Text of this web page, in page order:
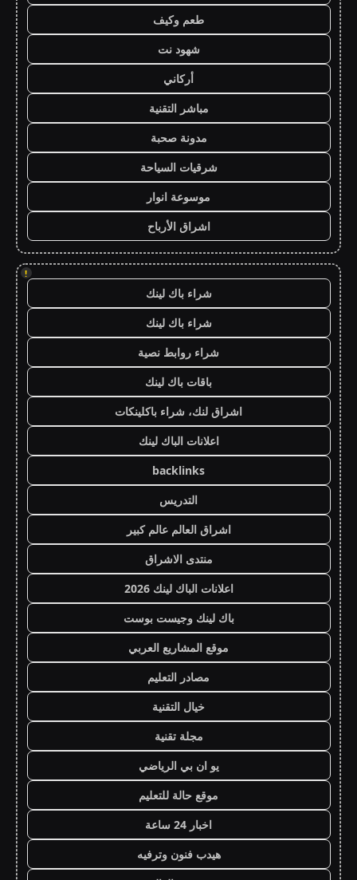
طعم وكيف
شهود نت
أركاني
مباشر التقنية
مدونة صحبة
شرقيات السياحة
موسوعة انوار
اشراق الأرباح
!
شراء باك لينك
شراء باك لينك
شراء روابط نصية
باقات باك لينك
اشراق لنك، شراء باكلينكات
اعلانات الباك لينك
backlinks
التدريس
اشراق العالم عالم كبير
منتدى الاشراق
اعلانات الباك لينك 2026
باك لينك وجيست بوست
موقع المشاريع العربي
مصادر التعليم
خيال التقنية
مجلة تقنية
يو ان بي الرياضي
موقع حالة للتعليم
اخبار 24 ساعة
هيدب فنون وترفيه